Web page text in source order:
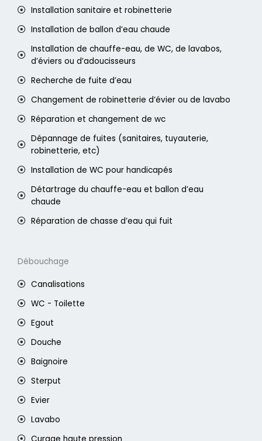
Installation sanitaire et robinetterie
Installation de ballon d’eau chaude
Installation de chauffe-eau, de WC, de lavabos,
d’éviers ou d’adoucisseurs
Recherche de fuite d’eau
Changement de robinetterie d’évier ou de lavabo
Réparation et changement de wc
Dépannage de fuites (sanitaires, tuyauterie,
robinetterie, etc)
Installation de WC pour handicapés
Détartrage du chauffe-eau et ballon d’eau
chaude
Réparation de chasse d’eau qui fuit
Débouchage
Canalisations
WC - Toilette
Egout
Douche
Baignoire
Sterput
Evier
Lavabo
Curage haute pression